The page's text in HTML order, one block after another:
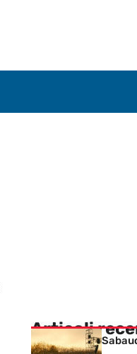
Articoli